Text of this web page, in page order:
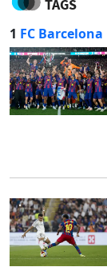
TAGS
1 FC Barcelona